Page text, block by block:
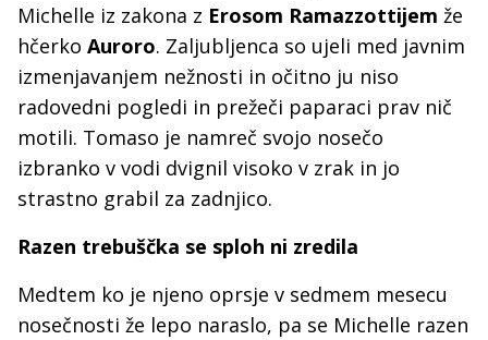
Michelle iz zakona z Erosom Ramazzottijem že
hčerko Auroro. Zaljubljenca so ujeli med javnim
izmenjavanjem nežnosti in očitno ju niso
radovedni pogledi in prežeči paparaci prav nič
motili. Tomaso je namreč svojo nosečo
izbranko v vodi dvignil visoko v zrak in jo
strastno grabil za zadnjico.
Razen trebuščka se sploh ni zredila
Medtem ko je njeno oprsje v sedmem mesecu
nosečnosti že lepo naraslo, pa se Michelle razen